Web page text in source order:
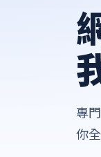
專
你